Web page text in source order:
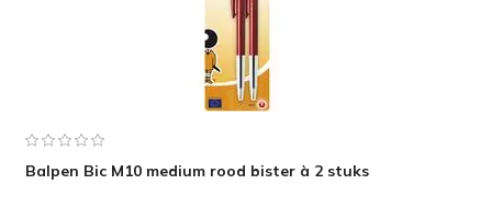
Balpen Bic M10 medium rood bister à 2 stuks